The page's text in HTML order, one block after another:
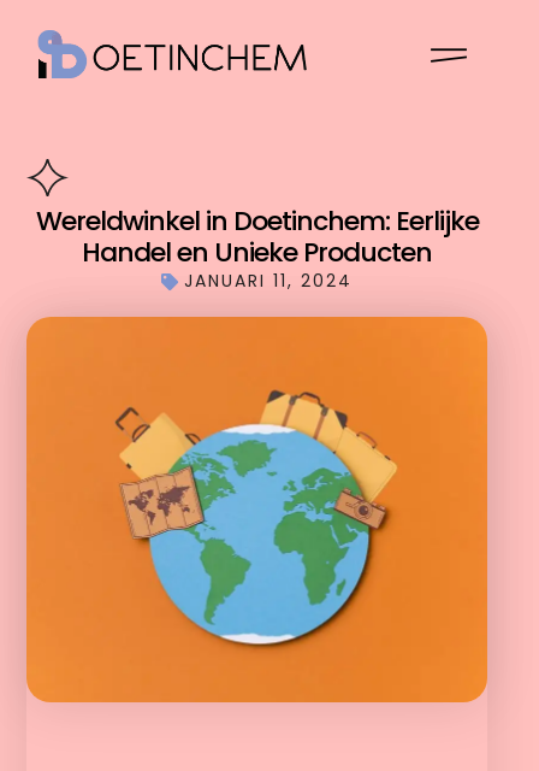
Wereldwinkel in Doetinchem: Eerlijke
Handel en Unieke Producten
JANUARI 11, 2024